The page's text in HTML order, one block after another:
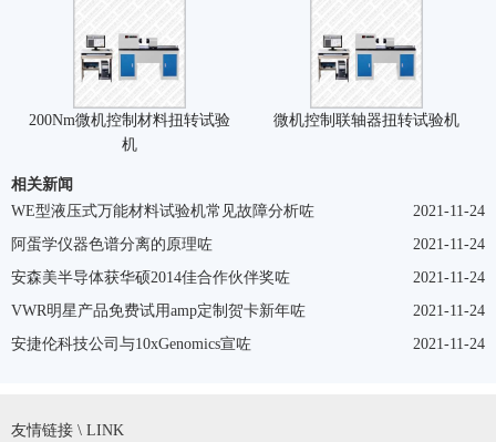
200Nm微机控制材料扭转试验
机
微机控制联轴器扭转试验机
相关新闻
2021-11-24
WE型液压式万能材料试验机常见故障分析咗
2021-11-24
阿蛋学仪器色谱分离的原理咗
2021-11-24
安森美半导体获华硕2014佳合作伙伴奖咗
2021-11-24
VWR明星产品免费试用amp定制贺卡新年咗
2021-11-24
安捷伦科技公司与10xGenomics宣咗
友情链接 \ LINK